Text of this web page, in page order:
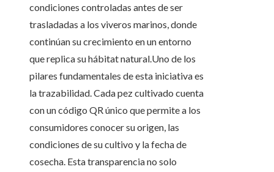
condiciones controladas antes de ser
trasladadas a los viveros marinos, donde
continúan su crecimiento en un entorno
que replica su hábitat natural.Uno de los
pilares fundamentales de esta iniciativa es
la trazabilidad. Cada pez cultivado cuenta
con un código QR único que permite a los
consumidores conocer su origen, las
condiciones de su cultivo y la fecha de
cosecha. Esta transparencia no solo